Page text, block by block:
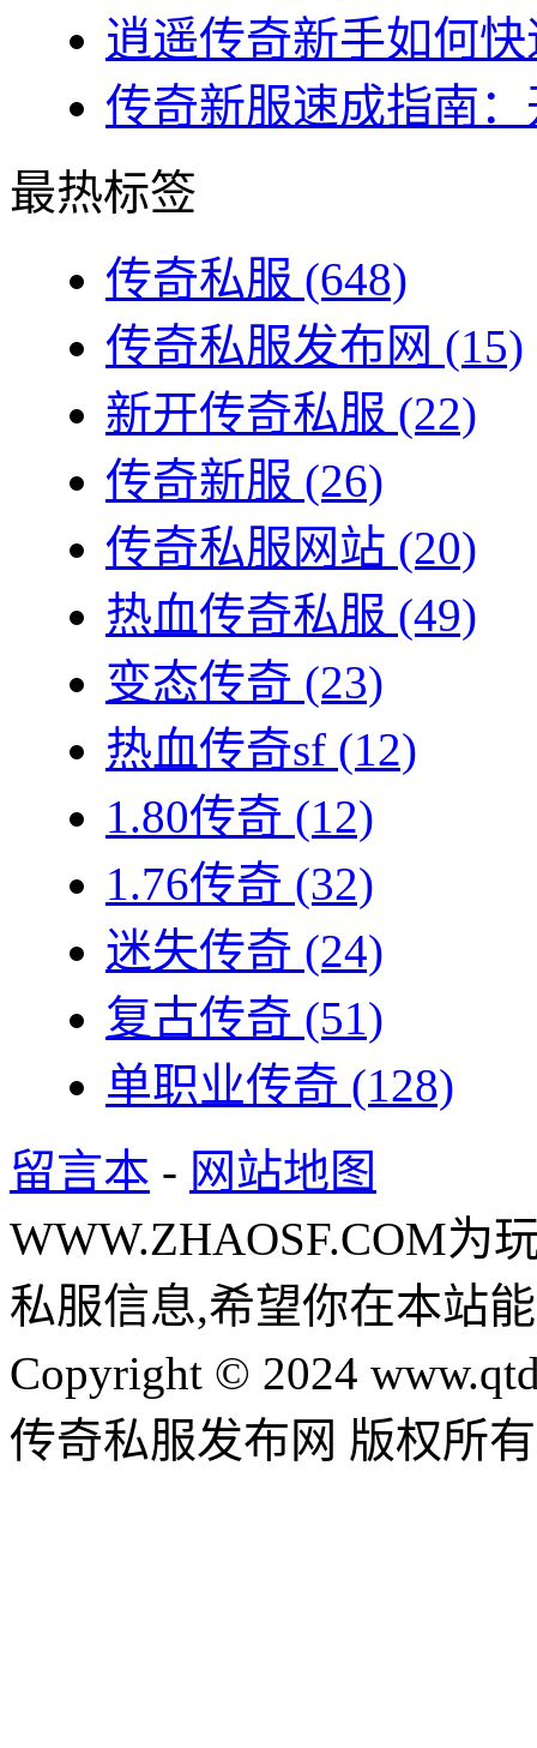
逍遥传奇新手如何
传奇新服速成指南
最热标签
传奇私服 (648)
传奇私服发布网 (15)
新开传奇私服 (22)
传奇新服 (26)
传奇私服网站 (20)
热血传奇私服 (49)
变态传奇 (23)
热血传奇sf (12)
1.80传奇 (12)
1.76传奇 (32)
迷失传奇 (24)
复古传奇 (51)
单职业传奇 (128)
留言本 - 网站地图
WWW.ZHAOSF.COM为
私服信息,希望你在本站
Copyright © 2024
传奇私服发布网 版权所有